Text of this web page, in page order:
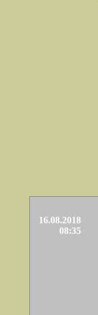
16.08.2018
08:35